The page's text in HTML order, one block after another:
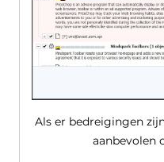
Als er bedreigingen
aanbevolen